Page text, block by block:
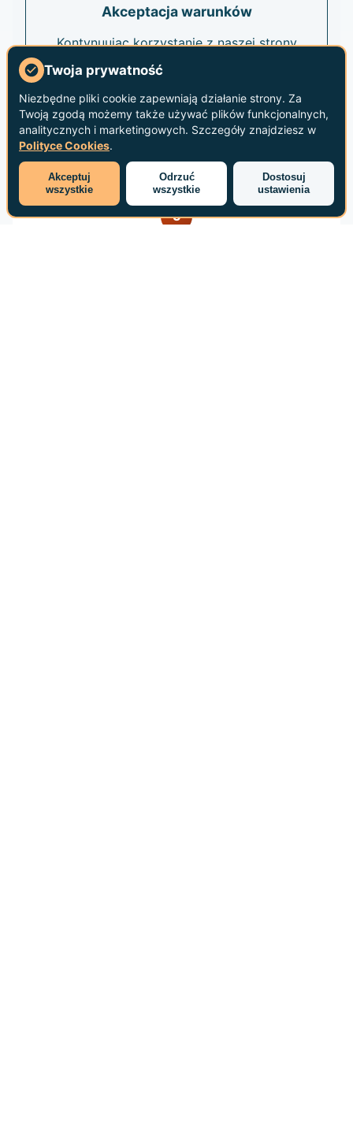
Akceptacja warunków
Kontynuując korzystanie z naszej strony
internetowej, oświadczasz, że zapoznałeś
akceptujesz.
5
Twoja prywatność
Niezbędne pliki cookie zapewniają działanie strony. Za
Twoją zgodą możemy także używać plików funkcjonalnych,
analitycznych i marketingowych. Szczegóły znajdziesz w
Polityce Cookies.
Akceptuj
wszystkie
Odrzuć
wszystkie
Dostosuj
ustawienia